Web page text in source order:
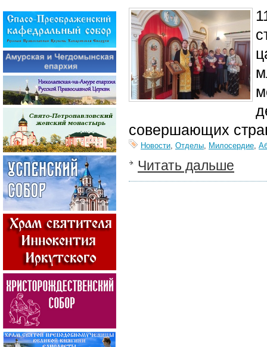
совершающих
Новости, Отделы, Милосердие,
Читать дальше